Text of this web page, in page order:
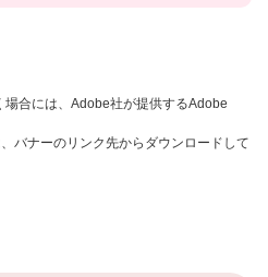
合には、Adobe社が提供するAdobe
バナーのリンク先からダウンロードして